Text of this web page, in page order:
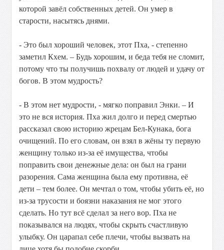
которой завёл собственных детей. Он умер в
старости, насытясь днями.
- Это был хороший человек, этот Пха, - степенно
заметил Кхем. – Будь хорошим, и беда тебя не сломит,
потому что ты получишь похвалу от людей и удачу от
богов. В этом мудрость?
- В этом нет мудрости, - мягко поправил Энки. – И
это не вся история. Пха жил долго и перед смертью
рассказал свою историю жрецам Бел-Кунака, бога
очищений. По его словам, он взял в жёны ту первую
женщину только из-за её имущества, чтобы
поправить свои денежные дела: он был на грани
разорения. Сама женщина была ему противна, её
дети – тем более. Он мечтал о том, чтобы убить её, но
из-за трусости и боязни наказания не мог этого
сделать. Но тут всё сделал за него вор. Пха не
показывался на людях, чтобы скрыть счастливую
улыбку. Он царапал себе плечи, чтобы вызвать на